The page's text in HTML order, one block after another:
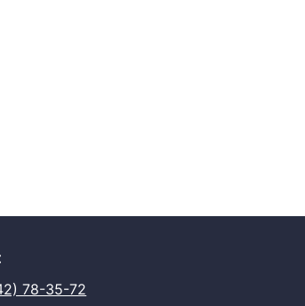
78-35-72